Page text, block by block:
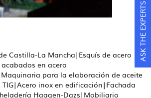
Castilla-La Mancha|Esquís de acero
en acero
para la elaboración de aceite
inox en edificación|Fachada
Haagen-Dazs|Mobiliario
ASK THE EXPERTS